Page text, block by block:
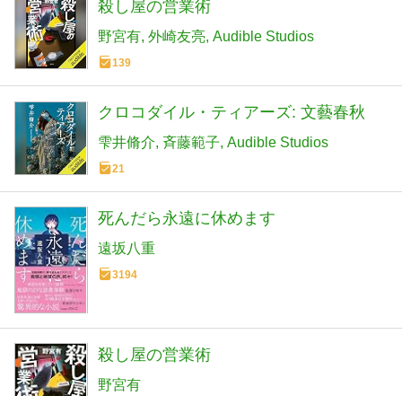
殺し屋の営業術
野宮有 外崎友亮 Audible Studios
139
クロコダイル・ティアーズ: 文藝春秋
雫井脩介 斉藤範子 Audible Studios
21
死んだら永遠に休めます
遠坂八重
3194
殺し屋の営業術
野宮有